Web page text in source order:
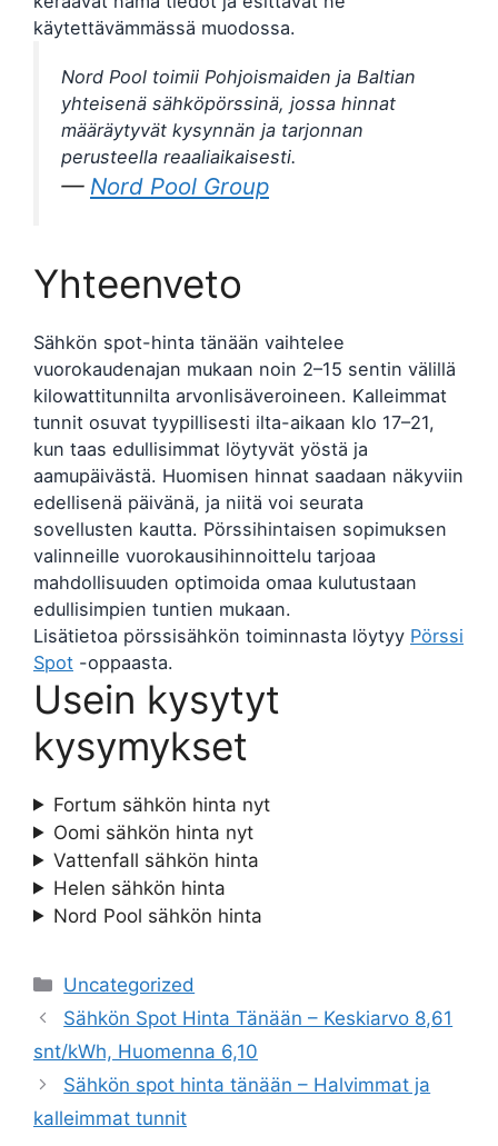
käytettävämmässä muodossa.
Nord Pool toimii Pohjoismaiden ja Baltian
yhteisenä sähköpörssinä, jossa hinnat
määräytyvät kysynnän ja tarjonnan
perusteella reaaliaikaisesti.
— Nord Pool Group
Yhteenveto
Sähkön spot-hinta tänään vaihtelee
vuorokaudenajan mukaan noin 2–15 sentin välillä
kilowattitunnilta arvonlisäveroineen. Kalleimmat
tunnit osuvat tyypillisesti ilta-aikaan klo 17–21,
kun taas edullisimmat löytyvät yöstä ja
aamupäivästä. Huomisen hinnat saadaan näkyviin
edellisenä päivänä, ja niitä voi seurata
sovellusten kautta. Pörssihintaisen sopimuksen
valinneille vuorokausihinnoittelu tarjoaa
mahdollisuuden optimoida omaa kulutustaan
edullisimpien tuntien mukaan.
Lisätietoa pörssisähkön toiminnasta löytyy Pörssi
Spot -oppaasta.
Usein kysytyt
kysymykset
Fortum sähkön hinta nyt
Oomi sähkön hinta nyt
Vattenfall sähkön hinta
Helen sähkön hinta
Nord Pool sähkön hinta
Categories
Uncategorized
Sähkön Spot Hinta Tänään – Keskiarvo 8,61
snt/kWh, Huomenna 6,10
Sähkön spot hinta tänään – Halvimmat ja
kalleimmat tunnit